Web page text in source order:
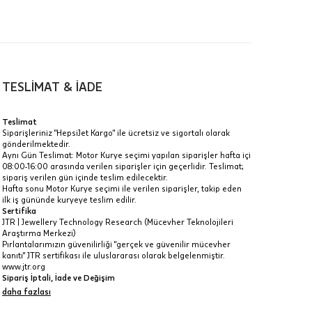
ancak
Taksit Toplamı
24.155 ₺
24.155 ₺
TESLİMAT & İADE
Teslimat
Siparişleriniz "HepsiJet Kargo" ile ücretsiz ve sigortalı olarak
gönderilmektedir.
Aynı Gün Teslimat: Motor Kurye seçimi yapılan siparişler hafta içi
08:00-16:00 arasında verilen siparişler için geçerlidir. Teslimat;
sipariş verilen gün içinde teslim edilecektir.
Hafta sonu Motor Kurye seçimi ile verilen siparişler, takip eden
ilk iş gününde kuryeye teslim edilir.
Sertifika
JTR | Jewellery Technology Research (Mücevher Teknolojileri
Araştırma Merkezi)
Pırlantalarımızın güvenilirliği "gerçek ve güvenilir mücevher
kanıtı" JTR sertifikası ile uluslararası olarak belgelenmiştir.
www.jtr.org
Sipariş İptali, İade ve Değişim
İptal: Kargoya verilmeyen veya faturası oluşmayan siparişlerinizi
daha fazlası